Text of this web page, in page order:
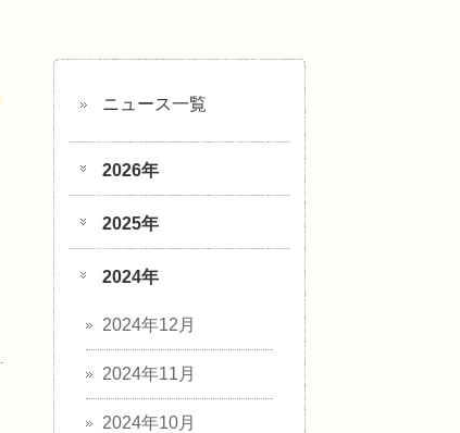
ニュース一覧
2026年
2025年
2024年
2024年12月
2024年11月
2024年10月